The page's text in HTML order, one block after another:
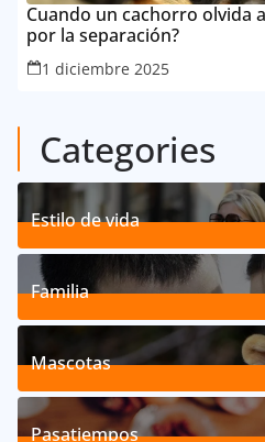
Cuando un cachorro olvida
por la separación?
1 diciembre 2025
Categories
Estilo de vida
192
Familia
527
Mascotas
119
Pasatiempos